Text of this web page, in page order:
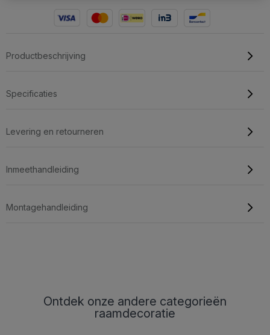
Productbeschrijving
Specificaties
Levering en retourneren
Inmeethandleiding
Montagehandleiding
Ontdek onze andere categorieën
raamdecoratie